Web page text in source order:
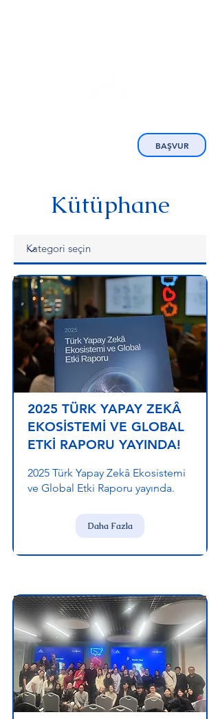
BAŞVUR
Kütüphane
2025 TÜRK YAPAY ZEKÂ
EKOSİSTEMİ VE GLOBAL
ETKİ RAPORU YAYINDA!
2025 Türk Yapay Zekâ Ekosistemi
ve Global Etki Raporu yayında.
Daha Fazla